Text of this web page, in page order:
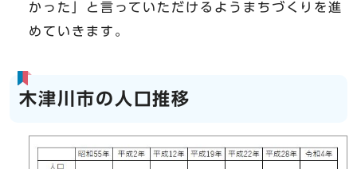
かった」と言っていただけるようまちづくりを進
めていきます。
木津川市の人口推移